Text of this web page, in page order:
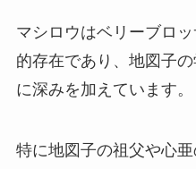
マシロウはベリーブロ
的存在であり、地図子
に深みを加えています。
特に地図子の祖父や心